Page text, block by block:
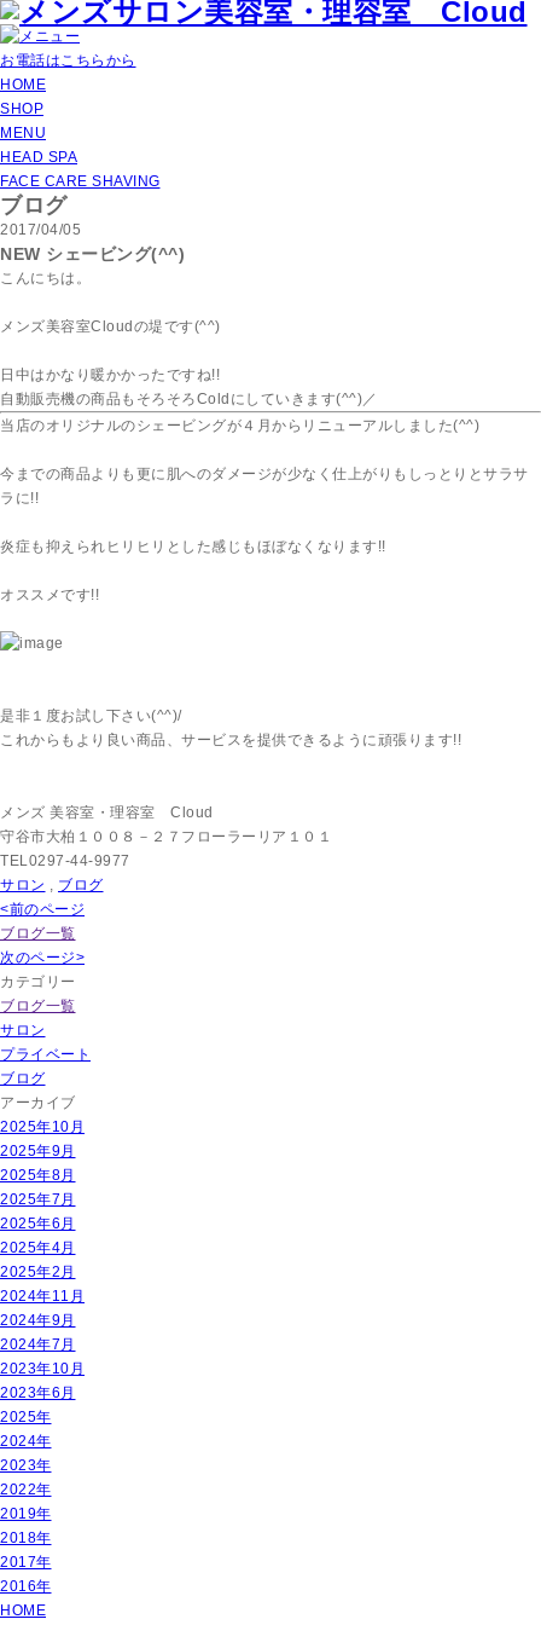
お電話はこちらから
HOME
SHOP
MENU
HEAD SPA
FACE CARE SHAVING
ブログ
2017/04/05
NEW シェービング(^^)
こんにちは。
メンズ美容室Cloudの堤です(^^)
日中はかなり暖かかったですね!!
自動販売機の商品もそろそろColdにしていきます(^^)／
当店のオリジナルのシェービングが４月からリニューアルしました(^^)
今までの商品よりも更に肌へのダメージが少なく仕上がりもしっとりとサラサ
ラに!!
炎症も抑えられヒリヒリとした感じもほぼなくなります!!
オススメです!!
是非１度お試し下さい(^^)/
これからもより良い商品、サービスを提供できるように頑張ります!!
メンズ 美容室・理容室 Cloud
守谷市大柏１００８－２７フローラーリア１０１
TEL0297-44-9977
サロン , ブログ
<前のページ
ブログ一覧
次のページ>
カテゴリー
ブログ一覧
サロン
プライベート
ブログ
アーカイブ
2025年10月
2025年9月
2025年8月
2025年7月
2025年6月
2025年4月
2025年2月
2024年11月
2024年9月
2024年7月
2023年10月
2023年6月
2025年
2024年
2023年
2022年
2019年
2018年
2017年
2016年
HOME